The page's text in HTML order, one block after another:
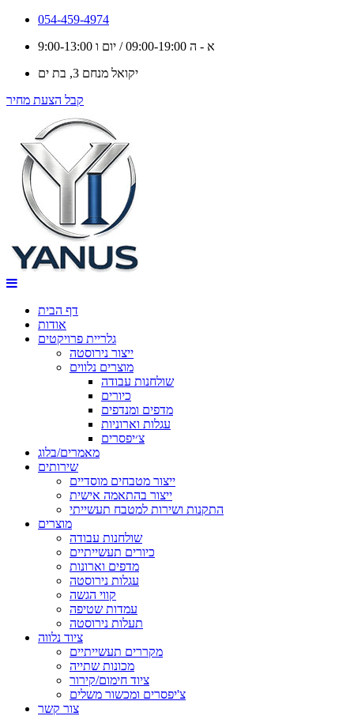
שף
דיזיין
ציוד
ופתרונות
נירוסטה
למטבח
התעשייתי
והמוסדי
054-459-4974
א - ה 09:00-19:00 / יום ו 9:00-13:00
יקואל מנחם 3, בת ים
קבל הצעת מחיר
דף הבית
אודות
גלריית פרויקטים
ייצור נירוסטה
מוצרים נלווים
שולחנות עבודה
כיורים
מדפים ומנדפים
עגלות וארוניות
צ׳יפסרים
מאמרים/בלוג
שירותים
ייצור מטבחים מוסדיים
ייצור בהתאמה אישית
התקנות ושירות למטבח תעשייתי
מוצרים
שולחנות עבודה
כיורים תעשייתיים
מדפים וארונות
עגלות נירוסטה
קווי הגשה
עמדות שטיפה
תעלות נירוסטה
ציוד נלווה
מקררים תעשייתיים
מכונות שתייה
ציוד חימום/קירור
צ'יפסרים ומכשור משלים
צור קשר